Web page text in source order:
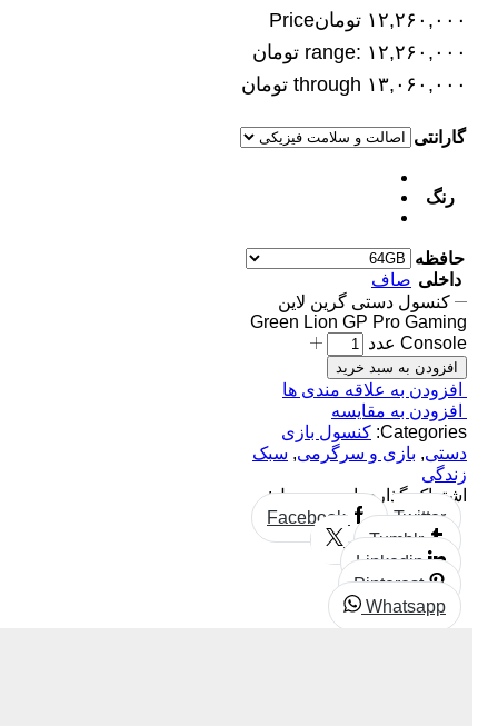
۱۲,۲۶۰,۰۰۰ تومانPrice
range: ۱۲,۲۶۰,۰۰۰ تومان
through ۱۳,۰۶۰,۰۰۰ تومان
گارانتی
رنگ
حافظه
داخلی صاف
کنسول دستی گرین لاین
Green Lion GP Pro Gaming
Console عدد
افزودن به سبد خرید
افزودن به علاقه مندی ها
افزودن به مقایسه
Categories: کنسول بازی
دستی, بازی و سرگرمی, سبک
زندگی
اشتراک گذاری این محصول:
Facebook
Twitter
Tumblr
Linkedin
Pinterest
Whatsapp